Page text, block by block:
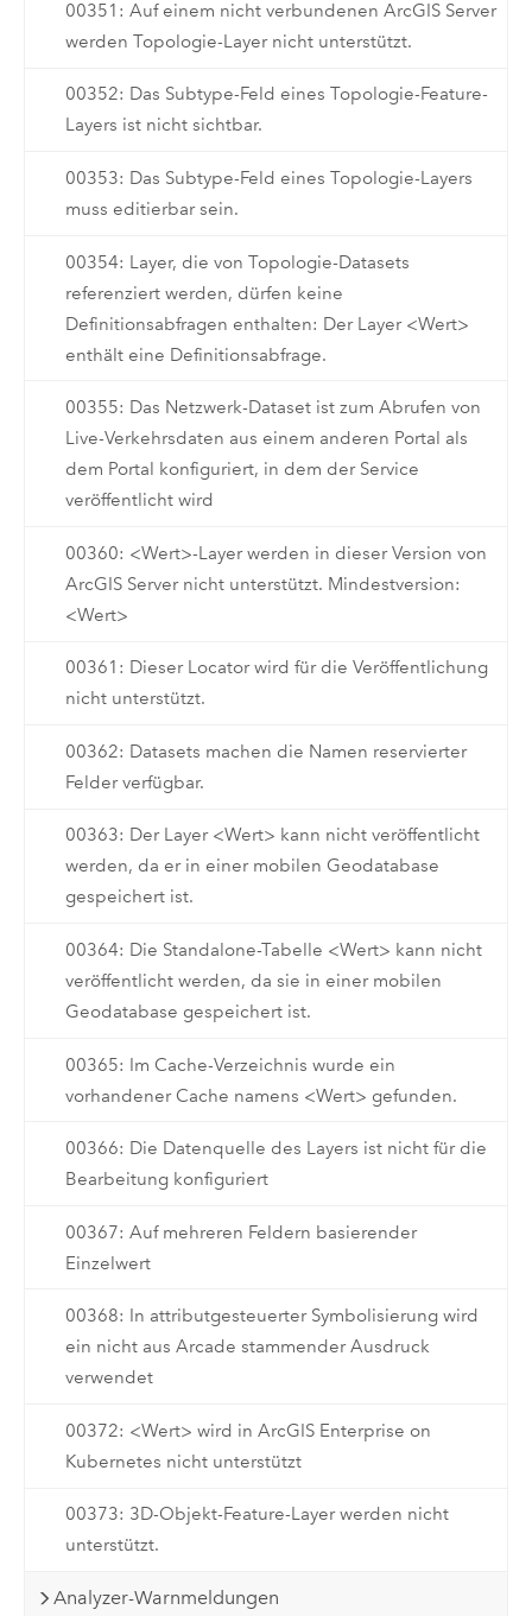
00351: Auf einem nicht verbundenen ArcGIS Server
werden Topologie-Layer nicht unterstützt.
00352: Das Subtype-Feld eines Topologie-Feature-
Layers ist nicht sichtbar.
00353: Das Subtype-Feld eines Topologie-Layers
muss editierbar sein.
00354: Layer, die von Topologie-Datasets
referenziert werden, dürfen keine
Definitionsabfragen enthalten: Der Layer <Wert>
enthält eine Definitionsabfrage.
00355: Das Netzwerk-Dataset ist zum Abrufen von
Live-Verkehrsdaten aus einem anderen Portal als
dem Portal konfiguriert, in dem der Service
veröffentlicht wird
00360: <Wert>-Layer werden in dieser Version von
ArcGIS Server nicht unterstützt. Mindestversion:
<Wert>
00361: Dieser Locator wird für die Veröffentlichung
nicht unterstützt.
00362: Datasets machen die Namen reservierter
Felder verfügbar.
00363: Der Layer <Wert> kann nicht veröffentlicht
werden, da er in einer mobilen Geodatabase
gespeichert ist.
00364: Die Standalone-Tabelle <Wert> kann nicht
veröffentlicht werden, da sie in einer mobilen
Geodatabase gespeichert ist.
00365: Im Cache-Verzeichnis wurde ein
vorhandener Cache namens <Wert> gefunden.
00366: Die Datenquelle des Layers ist nicht für die
Bearbeitung konfiguriert
00367: Auf mehreren Feldern basierender
Einzelwert
00368: In attributgesteuerter Symbolisierung wird
ein nicht aus Arcade stammender Ausdruck
verwendet
00372: <Wert> wird in ArcGIS Enterprise on
Kubernetes nicht unterstützt
00373: 3D-Objekt-Feature-Layer werden nicht
unterstützt.
Analyzer-Warnmeldungen